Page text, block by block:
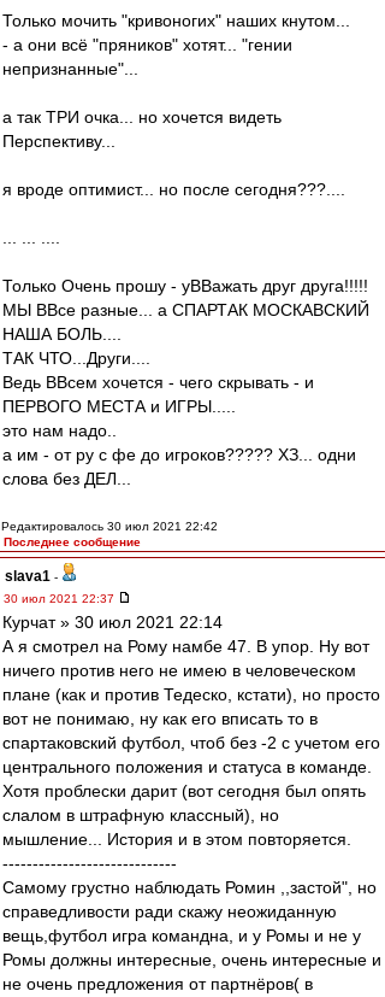
Только мочить "кривоногих" наших кнутом...
- а они всё "пряников" хотят... "гении
непризнанные"...
а так ТРИ очка... но хочется видеть
Перспективу...
я вроде оптимист... но после сегодня???....
Только Очень прошу - уВВажать друг друга!!!!!
МЫ ВВсе разные... а СПАРТАК МОСКАВСКИЙ
НАША БОЛЬ....
ТАК ЧТО...Други....
Ведь ВВсем хочется - чего скрывать - и
ПЕРВОГО МЕСТА и ИГРЫ.....
это нам надо..
а им - от ру с фе до игроков????? ХЗ... одни
слова без ДЕЛ...
Редактировалось 30 июл 2021 22:42
Последнее сообщение
slava1 -
30 июл 2021 22:37
Курчат » 30 июл 2021 22:14
А я смотрел на Рому намбе 47. В упор. Ну вот
ничего против него не имею в человеческом
плане (как и против Тедеско, кстати), но просто
вот не понимаю, ну как его вписать то в
спартаковский футбол, чтоб без -2 с учетом его
центрального положения и статуса в команде.
Хотя проблески дарит (вот сегодня был опять
слалом в штрафную классный), но
мышление... История и в этом повторяется.
-----------------------------
Cамому грустно наблюдать Ромин ,,застой", но
справедливости ради скажу неожиданную
вещь,футбол игра командна, и у Ромы и не у
Ромы должны интересные, очень интересныe и
не очень предложения от партнёров( в